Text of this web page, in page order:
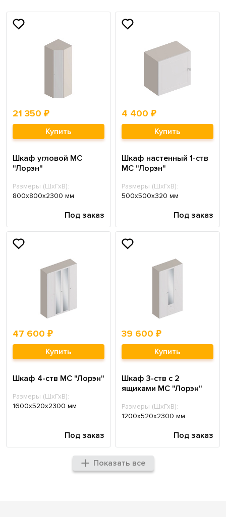
21 350 ₽
Купить
Шкаф угловой МС
"Лорэн"
Размеры (ШхГхВ):
800х800х2300 мм
Под заказ
4 400 ₽
Купить
Шкаф настенный 1-ств
МС "Лорэн"
Размеры (ШхГхВ):
500х500х320 мм
Под заказ
47 600 ₽
Купить
Шкаф 4-ств МС "Лорэн"
Размеры (ШхГхВ):
1600х520х2300 мм
Под заказ
39 600 ₽
Купить
Шкаф 3-ств с 2
ящиками МС "Лорэн"
Размеры (ШхГхВ):
1200х520х2300 мм
Под заказ
Показать все